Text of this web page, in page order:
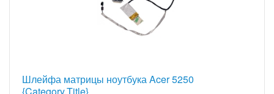
Шлейфа матрицы ноутбука Acer 5250
{Category.Title}